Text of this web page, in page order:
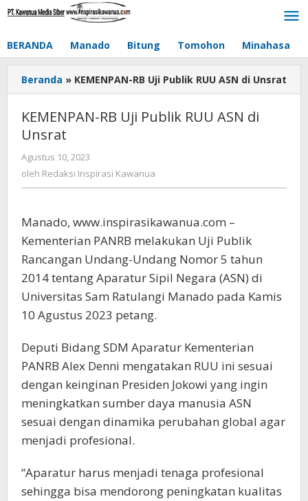
Lewati
BERANDA Manado Bitung Tomohon Minahasa
Beranda » KEMENPAN-RB Uji Publik RUU ASN di Unsrat
KEMENPAN-RB Uji Publik RUU ASN di
Unsrat
Agustus 10, 2023
Redaksi
oleh Redaksi Inspirasi Kawanua
Manado, www.inspirasikawanua.com –
Kementerian PANRB melakukan Uji Publik
Rancangan Undang-Undang Nomor 5 tahun
2014 tentang Aparatur Sipil Negara (ASN) di
Universitas Sam Ratulangi Manado pada Kamis
10 Agustus 2023 petang.
Deputi Bidang SDM Aparatur Kementerian
PANRB Alex Denni mengatakan RUU ini sesuai
dengan keinginan Presiden Jokowi yang ingin
meningkatkan sumber daya manusia ASN
sesuai dengan dinamika perubahan global agar
menjadi profesional.
“Aparatur harus menjadi tenaga profesional
sehingga bisa mendorong peningkatan kualitas